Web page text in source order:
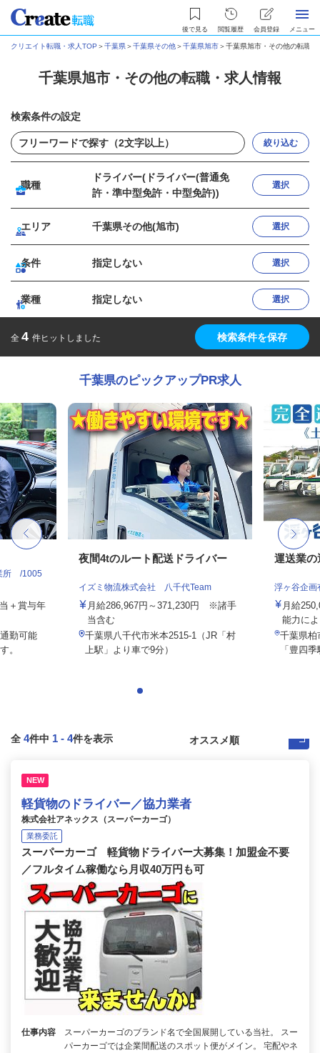
後で見る 閲覧履歴 会員登録 メニュー
クリエイト転職・求人TOP ＞千葉県＞千葉県その他＞千葉県旭市＞千葉県旭市・その他の転職
千葉県旭市・その他の転職・求人情報
検索条件の設定
絞り込む
職種
ドライバー(ドライバー(普通免
許・準中型免許・中型免許))
選択
エリア 千葉県その他(旭市) 選択
条件 指定しない 選択
業種 指定しない 選択
全 4 件ヒットしました 検索条件を保存
千葉県のピックアップPR求人
所 /1005
＋賞与年
勤可能
。
夜間4tのルート配送ドライバー
イズミ物流株式会社 八千代Team
月給286,967円～371,230円 ※諸手
当含む
千葉県八千代市米本2515-1（JR「村
上駅」より車で9分）
運送業の
浮ヶ谷企画
月給
能力に
千葉県柏
「豊四
全 4件中 1 - 4件を表示
NEW
軽貨物のドライバー／協力業者
株式会社アネックス（スーパーカーゴ）
業務委託
スーパーカーゴ 軽貨物ドライバー大募集！加盟金不要
／フルタイム稼働なら月収40万円も可
仕事内容
スーパーカーゴのブランド名で全国展開している当社。 スー
パーカーゴでは企業間配送のスポット便がメイン。 宅配やネ